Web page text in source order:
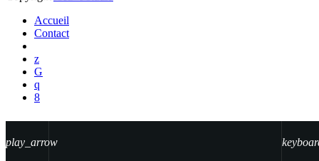
play_arrow
Accueil
Contact